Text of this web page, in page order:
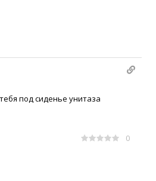
под сиденье унитаза
0